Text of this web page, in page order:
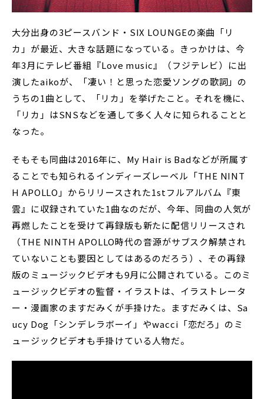
大分出身の3ピースバンド・SIX LOUNGEの楽曲「リ
カ」が最近、大きな話題になっている。きっかけは、今
年3月にテレビ番組『Love music』（フジテレビ）に出
演したaikoが、「凄い！と思った恋愛ソングの歌詞」の
うちの1曲として、「リカ」を挙げたこと。それを機に、
「リカ」はSNSなどを通して多く人々に知られることと
なった。
そもそも同曲は2016年に、My Hair is Badなどが所属す
ることでも知られるインディーズレーベル「THE NINT
H APOLLO」からリリースされた1stフルアルバム『東
雲』に収録されていた1曲なのだが、今年、同曲の人気が
再燃したことを受けて再録版も新たに配信リリースされ
（THE NINTH APOLLO時代の音源がサブスク解禁され
ていないことも要因としてはあるのだろう）、その再録
版のミュージックビデオも9月に公開されている。このミ
ュージックビデオの監督・イラストは、イラストレータ
ー・漫画家のますだみくが手掛けた。ますだみくは、Sa
ucy Dog「シンデレラボーイ」やwacci「恋だろ」のミ
ュージックビデオも手掛けている人物だ。